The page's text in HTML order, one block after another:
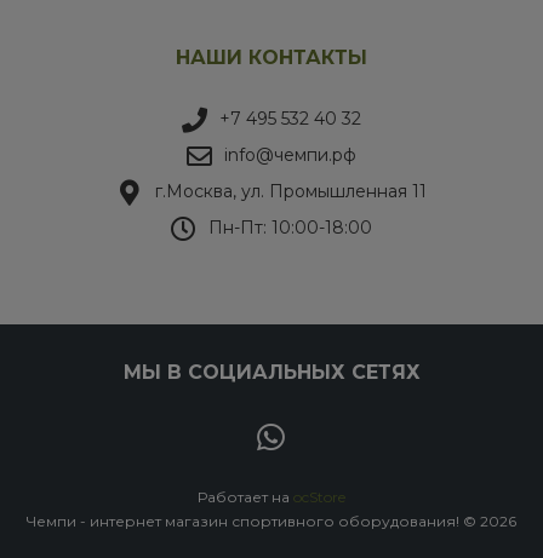
НАШИ КОНТАКТЫ
+7 495 532 40 32
info@чемпи.рф
г.Москва, ул. Промышленная 11
Пн-Пт: 10:00-18:00
МЫ В СОЦИАЛЬНЫХ СЕТЯХ
Работает на ocStore
Чемпи - интернет магазин спортивного оборудования! © 2026